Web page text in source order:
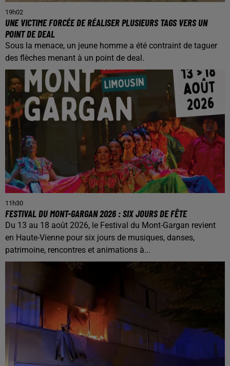
19h02
UNE VICTIME FORCÉE DE RÉALISER PLUSIEURS TAGS VERS UN
POINT DE DEAL
Sous la menace, un jeune homme a été contraint de taguer
des flèches menant à un point de deal.
11h30
FESTIVAL DU MONT-GARGAN 2026 : SIX JOURS DE FÊTE
Du 13 au 18 août 2026, le Festival du Mont-Gargan revient
en Haute-Vienne pour six jours de musiques, danses,
patrimoine, rencontres et animations à...